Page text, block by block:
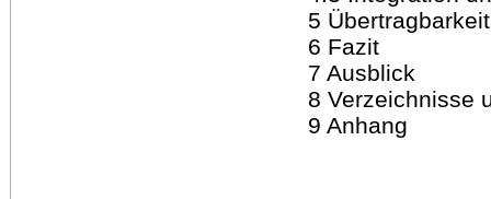
5
6 Fazit
7 Ausblick
8 Verzeichnisse
9 Anhang